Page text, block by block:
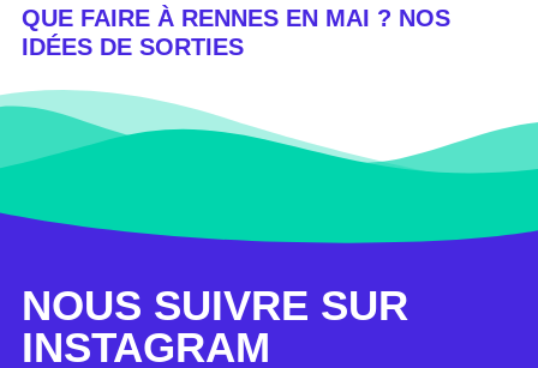
QUE FAIRE À RENNES EN MAI ? NOS
IDÉES DE SORTIES
NOUS SUIVRE SUR
INSTAGRAM